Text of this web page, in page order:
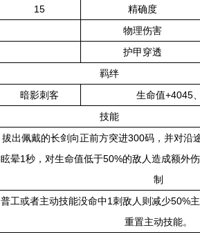
15
精确度
物理伤害
护甲穿透
羁绊
暗影刺客
生命值+4045
技能
拔出佩戴的长剑向正前方突进300码，并对沿
眩晕1秒，对生命值低于50%的敌人造成额外
制
普工或者主动技能没命中1刺敌人则减少50%
重置主动技能。